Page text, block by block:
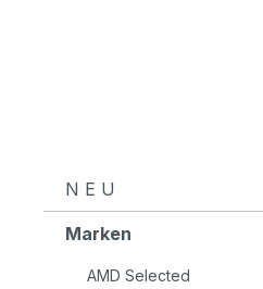
N E U
Marken
AMD Selected